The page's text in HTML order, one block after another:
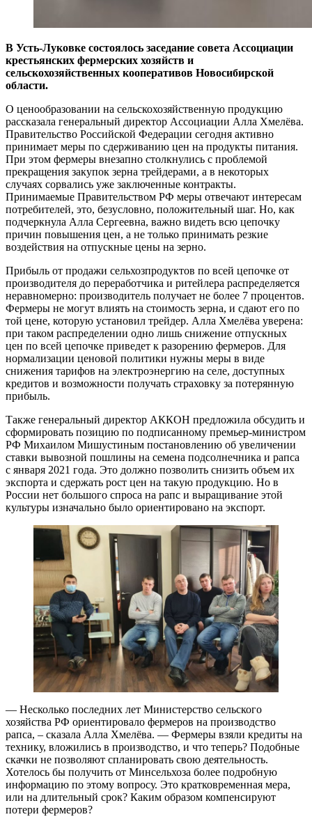
В Усть-Луковке состоялось заседание совета Ассоциации
крестьянских фермерских хозяйств и
сельскохозяйственных кооперативов Новосибирской
области.
О ценообразовании на сельскохозяйственную продукцию
рассказала генеральный директор Ассоциации Алла Хмелёва.
Правительство Российской Федерации сегодня активно
принимает меры по сдерживанию цен на продукты питания.
При этом фермеры внезапно столкнулись с проблемой
прекращения закупок зерна трейдерами, а в некоторых
случаях сорвались уже заключенные контракты.
Принимаемые Правительством РФ меры отвечают интересам
потребителей, это, безусловно, положительный шаг. Но, как
подчеркнула Алла Сергеевна, важно видеть всю цепочку
причин повышения цен, а не только принимать резкие
воздействия на отпускные цены на зерно.
Прибыль от продажи сельхозпродуктов по всей цепочке от
производителя до переработчика и ритейлера распределяется
неравномерно: производитель получает не более 7 процентов.
Фермеры не могут влиять на стоимость зерна, и сдают его по
той цене, которую установил трейдер. Алла Хмелёва уверена:
при таком распределении одно лишь снижение отпускных
цен по всей цепочке приведет к разорению фермеров. Для
нормализации ценовой политики нужны меры в виде
снижения тарифов на электроэнергию на селе, доступных
кредитов и возможности получать страховку за потерянную
прибыль.
Также генеральный директор АККОН предложила обсудить и
сформировать позицию по подписанному премьер-министром
РФ Михаилом Мишустиным постановлению об увеличении
ставки вывозной пошлины на семена подсолнечника и рапса
с января 2021 года. Это должно позволить снизить объем их
экспорта и сдержать рост цен на такую продукцию. Но в
России нет большого спроса на рапс и выращивание этой
культуры изначально было ориентировано на экспорт.
— Несколько последних лет Министерство сельского
хозяйства РФ ориентировало фермеров на производство
рапса, – сказала Алла Хмелёва. — Фермеры взяли кредиты на
технику, вложились в производство, и что теперь? Подобные
скачки не позволяют спланировать свою деятельность.
Хотелось бы получить от Минсельхоза более подробную
информацию по этому вопросу. Это кратковременная мера,
или на длительный срок? Каким образом компенсируют
потери фермеров?